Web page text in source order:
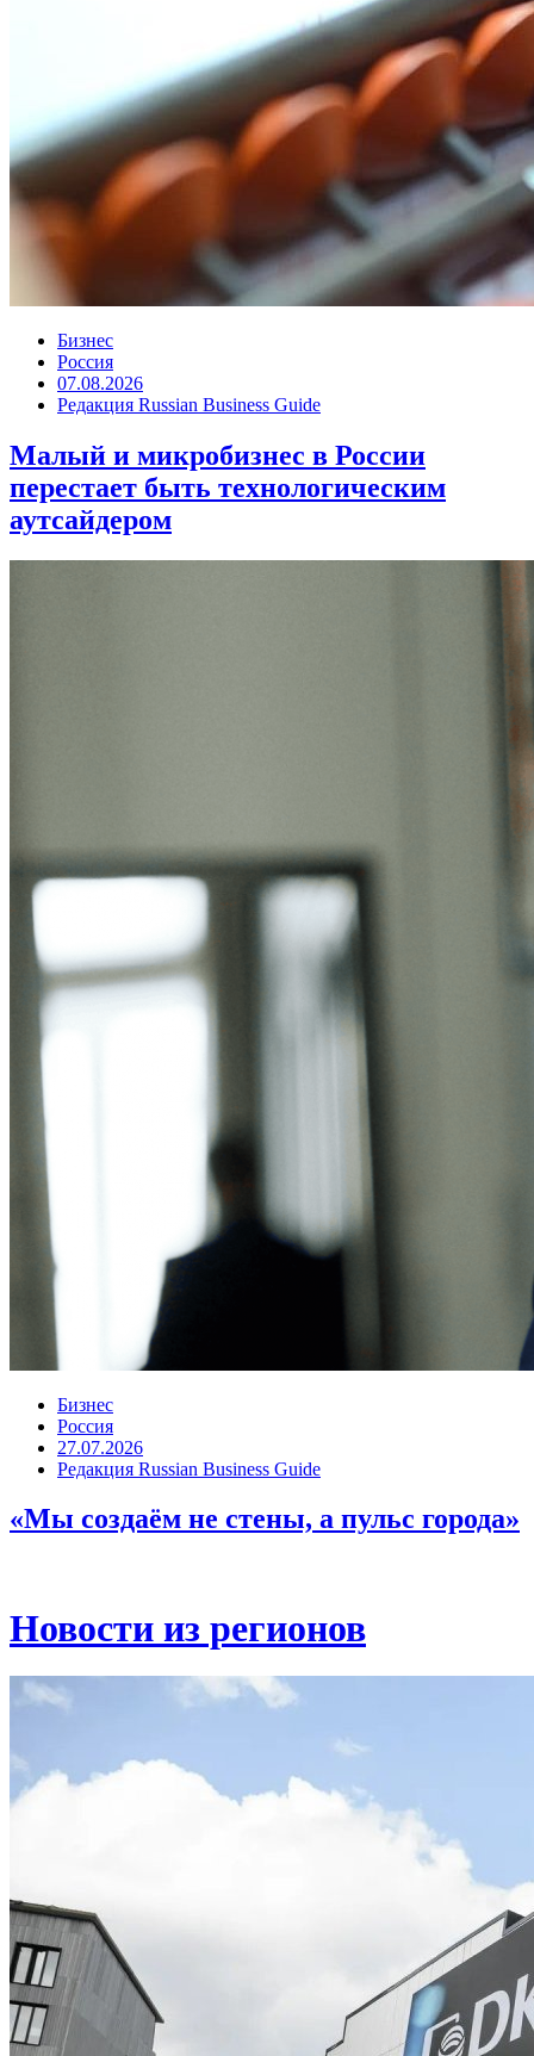
Бизнес
Россия
07.08.2026
Редакция Russian Business Guide
Малый и микробизнес в России
перестает быть технологическим
аутсайдером
Бизнес
Россия
27.07.2026
Редакция Russian Business Guide
«Мы создаём не стены, а пульс города»
Новости из регионов